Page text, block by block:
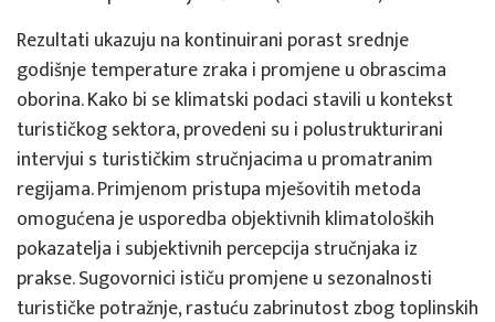
Rezultati ukazuju na kontinuirani porast srednje
godišnje temperature zraka i promjene u obrascima
oborina. Kako bi se klimatski podaci stavili u kontekst
turističkog sektora, provedeni su i polustrukturirani
intervjui s turističkim stručnjacima u promatranim
regijama. Primjenom pristupa mješovitih metoda
omogućena je usporedba objektivnih klimatoloških
pokazatelja i subjektivnih percepcija stručnjaka iz
prakse. Sugovornici ističu promjene u sezonalnosti
turističke potražnje, rastuću zabrinutost zbog toplinskih